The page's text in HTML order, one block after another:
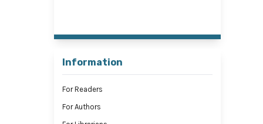
Information
For Readers
For Authors